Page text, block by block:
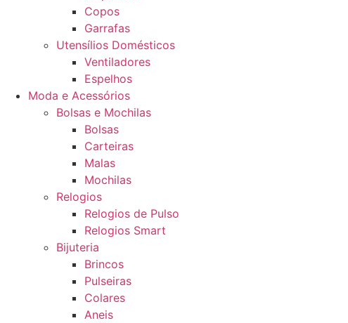
Copos
Garrafas
Utensílios Domésticos
Ventiladores
Espelhos
Moda e Acessórios
Bolsas e Mochilas
Bolsas
Carteiras
Malas
Mochilas
Relogios
Relogios de Pulso
Relogios Smart
Bijuteria
Brincos
Pulseiras
Colares
Aneis